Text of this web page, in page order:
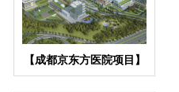
【成都京东方医院项目】
双球橡胶接头合同